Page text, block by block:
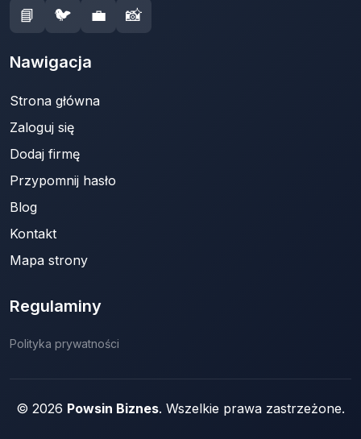
📘 🐦 💼 📸
Nawigacja
Strona główna
Zaloguj się
Dodaj firmę
Przypomnij hasło
Blog
Kontakt
Mapa strony
Regulaminy
Polityka prywatności
© 2026 Powsin Biznes. Wszelkie prawa zastrzeżone.